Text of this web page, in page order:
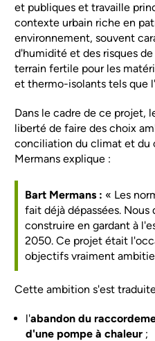
et publiques et travaille
contexte urbain riche en
environnement, souvent
d'humidité et des risques
terrain fertile pour les
et thermo-isolants tels que
Dans le cadre de ce projet,
liberté de faire des choix
conciliation du climat et du
Mermans explique :
Bart Mermans : « Les
fait déjà dépassées.
construire en gardant à
2050. Ce projet était
objectifs vraiment
Cette ambition s'est
l'abandon du
d'une pompe à chaleur ;